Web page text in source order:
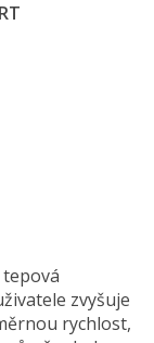
zvyšuje
rychlost,